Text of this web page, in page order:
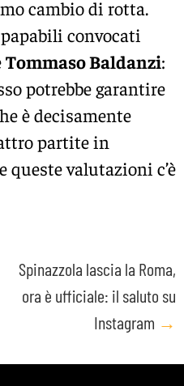
cambio di rotta.
convocati
Tommaso Baldanzi:
potrebbe garantire
è decisamente
partite in
queste valutazioni c’è
Spinazzola lascia la Roma,
ora è ufficiale: il saluto su
Instagram →